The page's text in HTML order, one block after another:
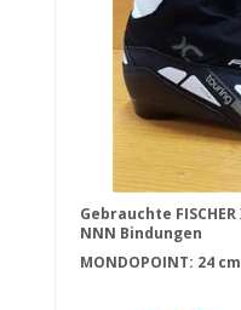
Gebrauchte
NNN Bindungen
MONDOPOINT: 24 cm